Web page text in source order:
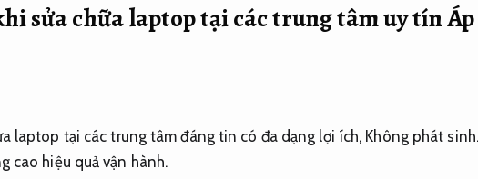
sửa chữa laptop tại các trung tâm uy tín
laptop tại các trung tâm đáng tin có đa dạng lợi ích, Không phát sinh.
cao hiệu quả vận hành.